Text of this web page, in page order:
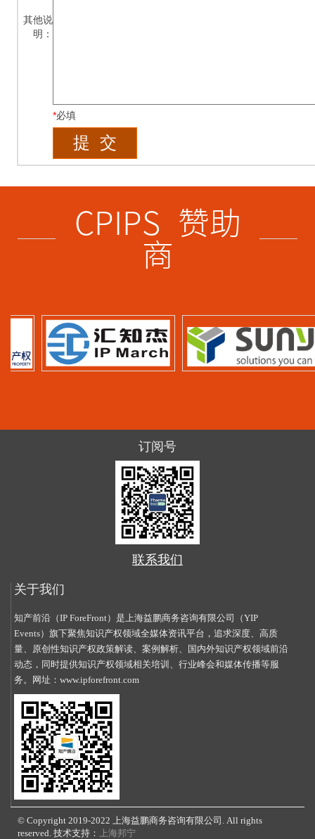
其他说
明：
*必填
CPIPS 赞助
商
订阅号
联系我们
关于我们
知产前沿（IP ForeFront）是上海益鹏商务咨询有限公司（YIP
Events）旗下聚焦知识产权领域全媒体资讯平台，追求深度、高质
量、原创性知识产权政策解读、案例解析、国内外知识产权领域前沿
动态，同时提供知识产权领域相关培训、行业峰会和媒体传播等服
务。网址： www.ipforefront.com
© Copyright 2019-2022 上海益鹏商务咨询有限公司. All rights
reserved. 技术支持：
上海邦宁